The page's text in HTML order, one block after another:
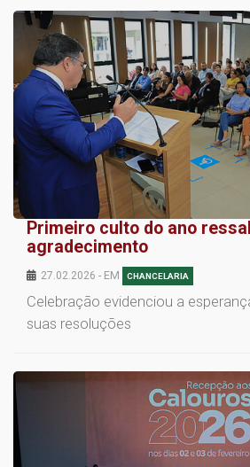
Primeiro culto do ano
agradecimento
27.02.2026 - EM CHANCELARIA
Celebração evidenciou a
suas resoluções